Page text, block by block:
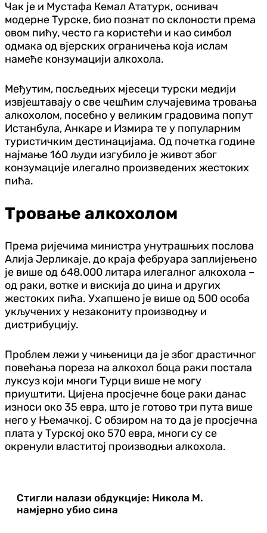
Чак је и Мустафа Кемал Ататурк, оснивач
модерне Турске, био познат по склоности према
овом пићу, често га користећи и као симбол
одмака од вјерских ограничења која ислам
намеће конзумацији алкохола.
Међутим, посљедњих мјесеци турски медији
извјештавају о све чешћим случајевима тровања
алкохолом, посебно у великим градовима попут
Истанбула, Анкаре и Измира те у популарним
туристичким дестинацијама. Од почетка године
најмање 160 људи изгубило је живот због
конзумације илегално произведених жестоких
пића.
Тровање алкохолом
Према ријечима министра унутрашњих послова
Алија Јерликаје, до краја фебруара заплијењено
је више од 648.000 литара илегалног алкохола –
од раки, вотке и вискија до џина и других
жестоких пића. Ухапшено је више од 500 особа
укључених у незакониту производњу и
дистрибуцију.
Проблем лежи у чињеници да је због драстичног
повећања пореза на алкохол боца раки постала
луксуз који многи Турци више не могу
приуштити. Цијена просјечне боце раки данас
износи око 35 евра, што је готово три пута више
него у Њемачкој. С обзиром на то да је просјечна
плата у Турској око 570 евра, многи су се
окренули властитој производњи алкохола.
Стигли налази обдукције: Никола М.
намјерно убио сина